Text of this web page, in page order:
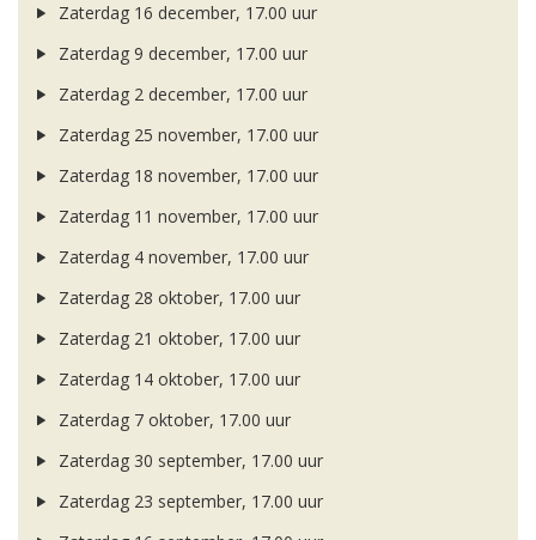
Zaterdag 16 december, 17.00 uur
Zaterdag 9 december, 17.00 uur
Zaterdag 2 december, 17.00 uur
Zaterdag 25 november, 17.00 uur
Zaterdag 18 november, 17.00 uur
Zaterdag 11 november, 17.00 uur
Zaterdag 4 november, 17.00 uur
Zaterdag 28 oktober, 17.00 uur
Zaterdag 21 oktober, 17.00 uur
Zaterdag 14 oktober, 17.00 uur
Zaterdag 7 oktober, 17.00 uur
Zaterdag 30 september, 17.00 uur
Zaterdag 23 september, 17.00 uur